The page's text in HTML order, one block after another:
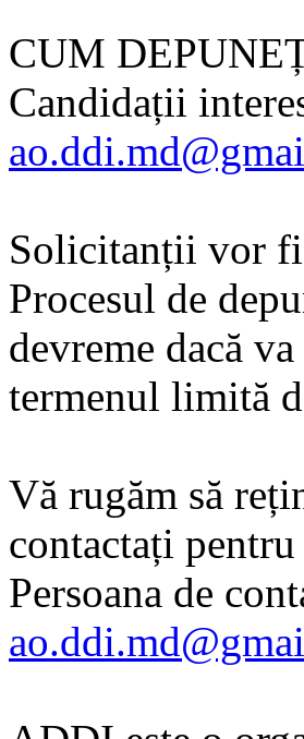
CUM
Candidații
Solicitanții vor
Procesul de
devreme dacă
termenul limită
Vă rugăm să
contactați
Persoana de